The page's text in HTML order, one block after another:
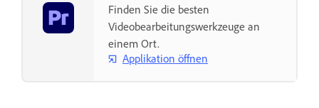
Finden Sie die besten
Videobearbeitungswerkzeuge an
einem Ort.
Applikation öffnen